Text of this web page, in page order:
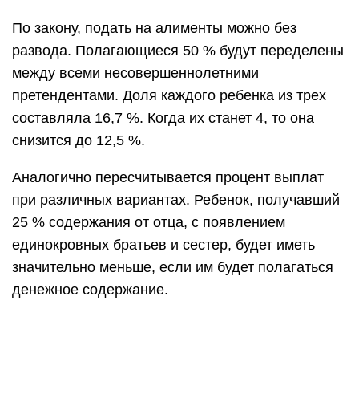
По закону, подать на алименты можно без
развода. Полагающиеся 50 % будут переделены
между всеми несовершеннолетними
претендентами. Доля каждого ребенка из трех
составляла 16,7 %. Когда их станет 4, то она
снизится до 12,5 %.
Аналогично пересчитывается процент выплат
при различных вариантах. Ребенок, получавший
25 % содержания от отца, с появлением
единокровных братьев и сестер, будет иметь
значительно меньше, если им будет полагаться
денежное содержание.